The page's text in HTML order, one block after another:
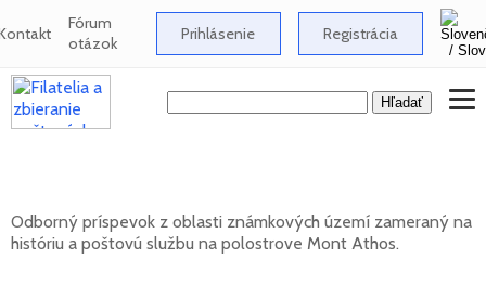
Fórum
otázok Prihlásenie Registrácia
Odborný príspevok z oblasti známkových území zameraný na
históriu a poštovú službu na polostrove Mont Athos.